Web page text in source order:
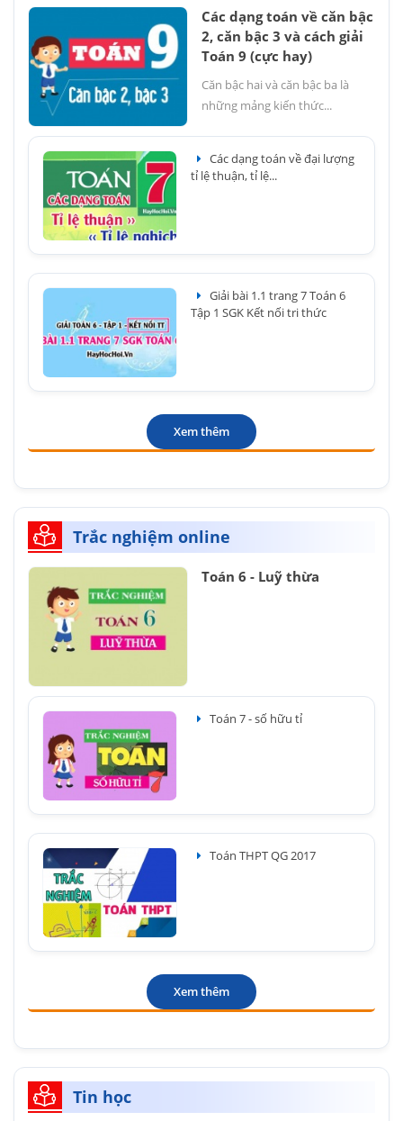
Các dạng toán về căn bậc
2, căn bậc 3 và cách giải
Toán 9 (cực hay)
Căn bậc hai và căn bậc ba là
những mảng kiến thức...
Các dạng toán về đại lượng
tỉ lệ thuận, tỉ lệ...
Giải bài 1.1 trang 7 Toán 6
Tập 1 SGK Kết nối tri thức
Xem thêm
Trắc nghiệm online
Toán 6 - Luỹ thừa
Toán 7 - số hữu tỉ
Toán THPT QG 2017
Xem thêm
Tin học